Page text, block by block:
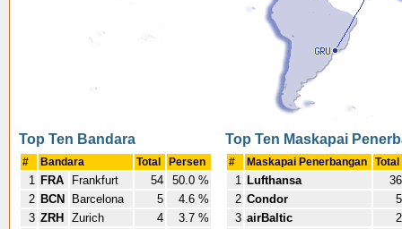
Top Ten Bandara
# Bandara Total Persen
1 FRA Frankfurt 54
50.0 %
2 BCN Barcelona 5
4.6 %
3 ZRH Zurich 4
3.7 %
Top Ten Maskapai
# Maskapai Penerbangan Total
1 Lufthansa
36
2 Condor
5
3 airBaltic
2